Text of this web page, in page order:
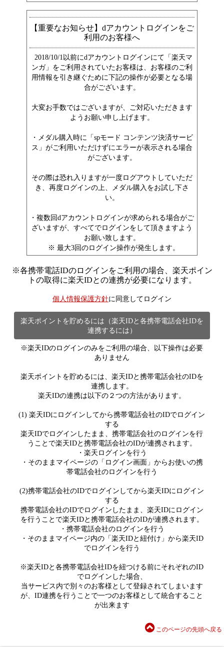
【重要なお知らせ】dアカウントログインをご
利用のお客様へ
2018/10/1以前にdアカウントログインにて「楽天マ
ンガ」をご利用されていたお客様は、お客様のご利
用情報を引き継ぐために下記の操作が必要となる場
合がございます。
大変お手数ではございますが、ご対応いただきます
ようお願い申し上げます。
・メダル購入時に「spモード コンテンツ決済サービ
ス」がご利用いただけずにエラーが表示される場合
がございます。
その際は恐れ入りますが一度ログアウトしていただ
き、再度ログインの上、メダル購入をお試し下さ
い。
・複数回dアカウントログインが求められる場合がご
ざいますが、すべてでログインをして頂きますよう
お願い致します。
※ 最大3回のログイン操作が発生します。
※各携帯電話IDのログインをご利用の場合、楽天ポイン
トの取得に楽天IDとの連携が必要になります。
個人情報保護方針に同意してログイン
楽天ポイントを貯めるには（楽天IDと各携帯電話会社IDを
連携するには）
※楽天IDのログインのみをご利用の場合、以下操作は必要
ありません
楽天ポイントを貯めるには、楽天IDと携帯電話会社のIDを
連携します。
楽天IDの連携は以下の２つの方法があります。
(1) 楽天IDにログインしてから携帯電話会社のIDでログイン
する
楽天IDでログインしたまま、携帯電話会社のログインを行
うことで楽天IDと携帯電話会社のIDが連携されます。
・楽天ログインを行う
・そのままマイページの「ログイン画面」からお使いの携
帯電話会社のログインを行う
(2)携帯電話会社のIDでログインしてから楽天IDにログイン
する
携帯電話会社のIDでログインしたまま、楽天IDにログイン
を行うことで楽天IDと携帯電話会社のIDが連携されます。
・携帯電話会社のログインを行う
・そのままマイページ内の「楽天IDと紐付け」から楽天ID
でログインを行う
※楽天IDと各携帯電話会社IDを紐つける前にそれぞれのID
でログインした場合、
当サービス内で別々のお客様として登録されてしまいます
が、ID連携を行うことで一つのお客様として統合すること
が出来ます
このページの先頭へ戻る